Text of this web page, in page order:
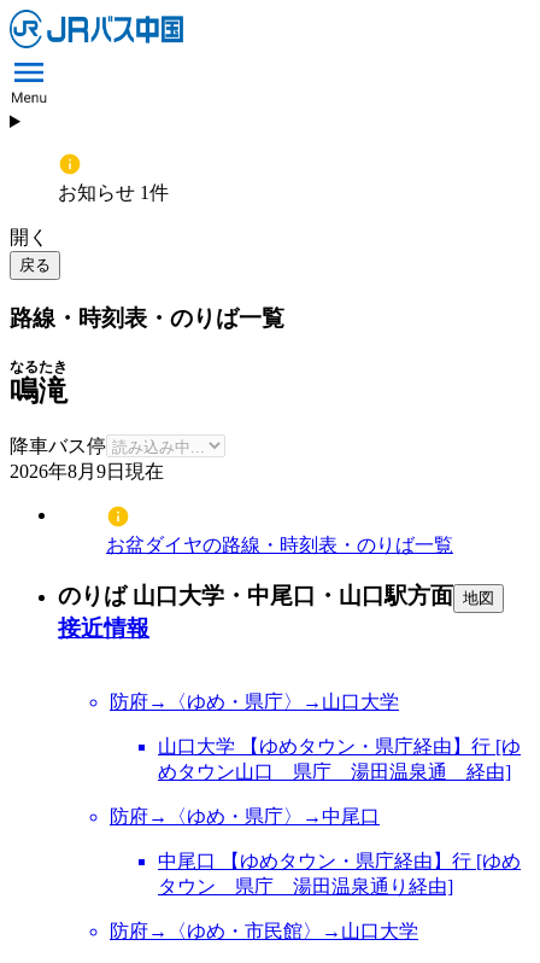
お知らせ 1件
開く
戻る
路線・時刻表・のりば一覧
鳴滝
なるたき
降車バス停
2026年8月9日 現在
お盆ダイヤの路線・時刻表・のりば一覧
のりば 山口大学・中尾口・山口駅方面 地図
接近情報
防府→〈ゆめ・県庁〉→山口大学
山口大学 【ゆめタウン・県庁経由】行 [ゆ
めタウン山口 県庁 湯田温泉通 経由]
防府→〈ゆめ・県庁〉→中尾口
中尾口 【ゆめタウン・県庁経由】行 [ゆめ
タウン 県庁 湯田温泉通り経由]
防府→〈ゆめ・市民館〉→山口大学